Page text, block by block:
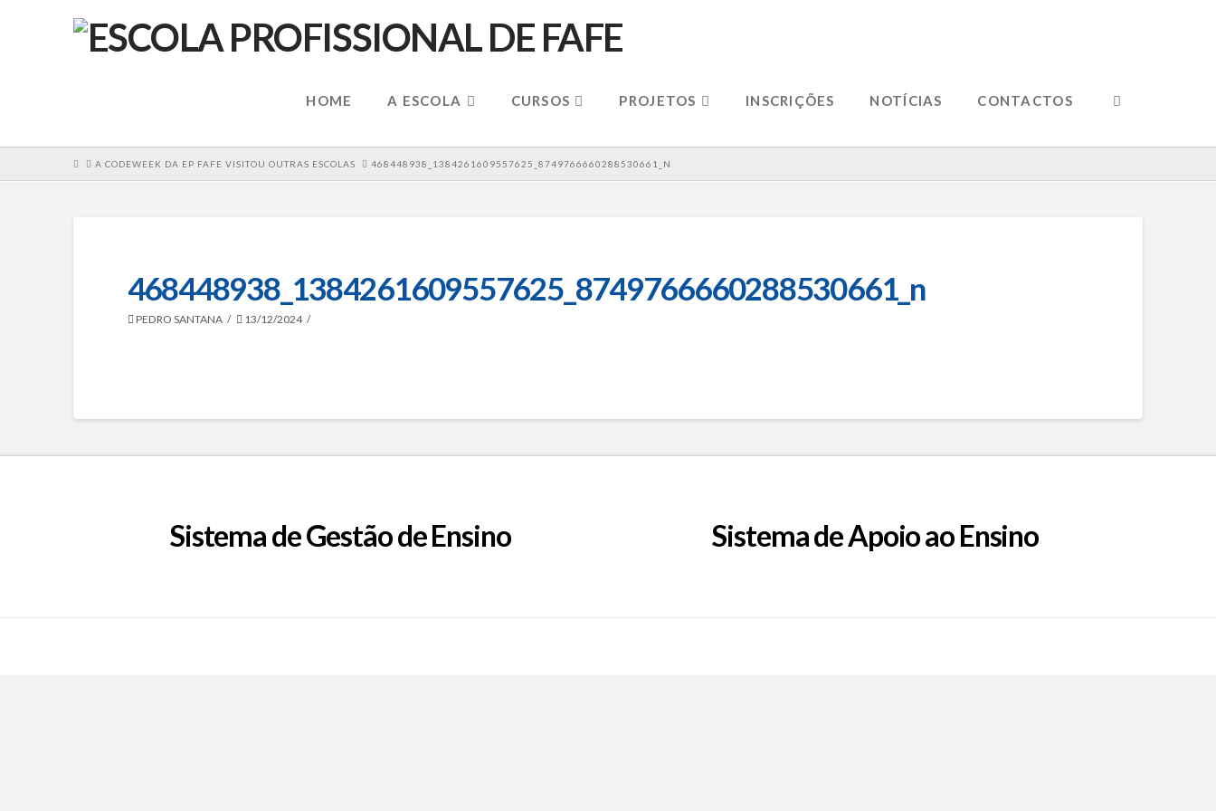
HOME A ESCOLA CURSOS PROJETOS INSCRIÇÕES NOTÍCIAS CONTACTOS
HOME
A CODEWEEK DA EP FAFE VISITOU OUTRAS ESCOLAS 468448938_1384261609557625_8749766660288530661_N
468448938_1384261609557625_8749766660288530661_n
PEDRO SANTANA 13/12/2024
Sistema de Gestão de Ensino Sistema de Apoio ao Ensino